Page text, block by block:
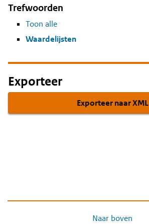
Trefwoorden
Toon alle
Waardelijsten
Exporteer
Exporteer naar XML
Naar boven